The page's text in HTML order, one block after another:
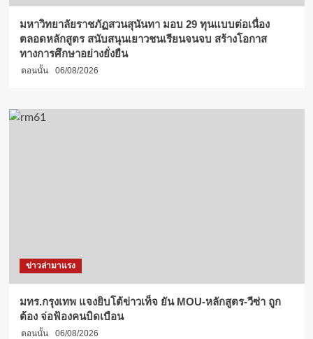
มหาวิทยาลัยราชภัฏสวนสุนันทา มอบ 29 ทุนแบบต่อเนื่อง
ตลอดหลักสูตร สนับสนุนเยาวชนเรียนจนจบ สร้างโอกาส
ทางการศึกษาอย่างยั่งยืน
ตอนนั้น 06/08/2026
ข่าวล่ามาแรง
มทร.กรุงเทพ แจงยิบโต้ข่าวเท็จ ยัน MOU-หลักสูตร-วีซ่า ถูก
ต้อง จ่อฟ้องคนบิดเบือน
ตอนนั้น 06/08/2026